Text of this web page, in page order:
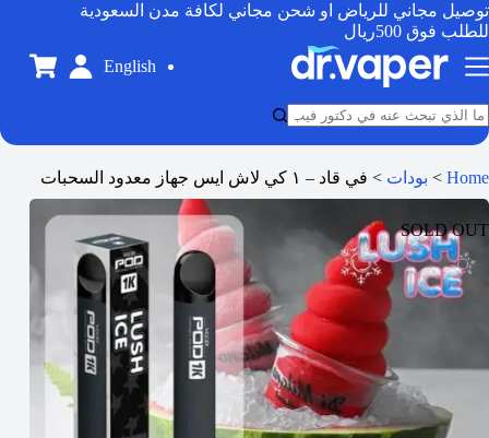
توصيل مجاني للرياض او شحن مجاني لكافة مدن السعودية
للطلب فوق 500ريال
English
Home
> بودات > في قاد – ١ كي لاش ايس جهاز معدود السحبات
SOLD OUT